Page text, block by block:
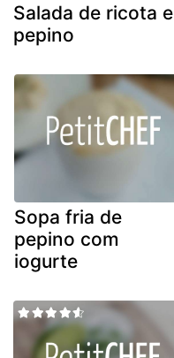
Salada de ricota e
pepino
Sopa fria de
pepino com
iogurte